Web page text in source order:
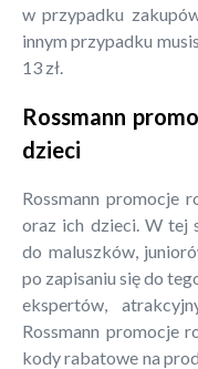
w przypadku
innym przypadku
13 zł.
Rossmann
dzieci
Rossmann promocje
oraz ich dzieci. W tej
do maluszków,
po zapisaniu się do
ekspertów,
Rossmann promocje
kody rabatowe na